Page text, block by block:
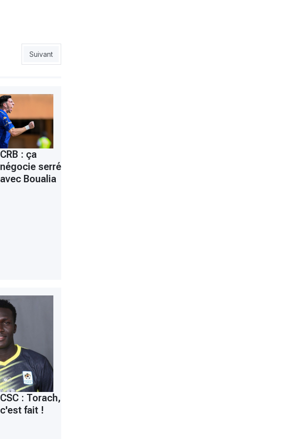
Article suivant : CRB-JSS : Le Chabab mise tout sur Sayoud
Suivant
CRB : ça
négocie serré
avec Boualia
CSC : Torach,
c'est fait !